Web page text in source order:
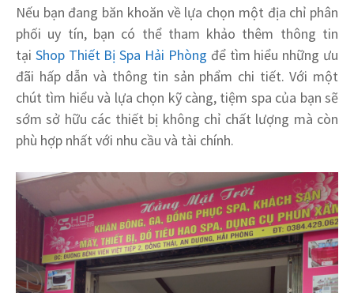
Nếu bạn đang băn khoăn về lựa chọn một địa chỉ phân
phối uy tín, bạn có thể tham khảo thêm thông tin
tại Shop Thiết Bị Spa Hải Phòng để tìm hiểu những ưu
đãi hấp dẫn và thông tin sản phẩm chi tiết. Với một
chút tìm hiểu và lựa chọn kỹ càng, tiệm spa của bạn sẽ
sớm sở hữu các thiết bị không chỉ chất lượng mà còn
phù hợp nhất với nhu cầu và tài chính.